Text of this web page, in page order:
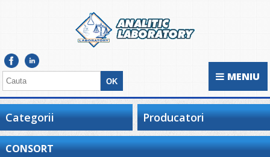
MENIU
Categorii Producatori
CONSORT